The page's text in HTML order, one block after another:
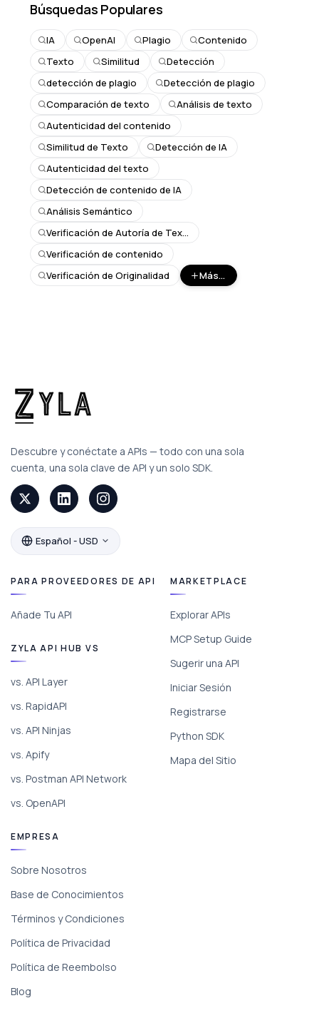
Búsquedas Populares
IA OpenAI Plagio
Contenido
Texto
Similitud
Detección
detección de plagio
Detección de plagio
Comparación de texto
Análisis de texto
Autenticidad del contenido
Similitud de Texto
Detección de IA
Autenticidad del texto
Detección de contenido de IA
Análisis Semántico
Verificación de Autoría de Texto
Verificación de contenido
Verificación de Originalidad
Más...
Descubre y conéctate a APIs — todo con una sola
cuenta, una sola clave de API y un solo SDK.
Español - USD
PARA PROVEEDORES DE API
Añade Tu API
ZYLA API HUB VS
vs. API Layer
vs. RapidAPI
vs. API Ninjas
vs. Apify
vs. Postman API Network
vs. OpenAPI
MARKETPLACE
Explorar APIs
MCP Setup Guide
Sugerir una API
Iniciar Sesión
Registrarse
Python SDK
Mapa del Sitio
EMPRESA
Sobre Nosotros
Base de Conocimientos
Términos y Condiciones
Política de Privacidad
Política de Reembolso
Blog